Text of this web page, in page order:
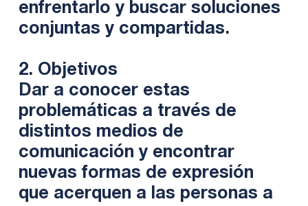
enfrentarlo y buscar soluciones
conjuntas y compartidas.
2. Objetivos
Dar a conocer estas
problemáticas a través de
distintos medios de
comunicación y encontrar
nuevas formas de expresión
que acerquen a las personas a